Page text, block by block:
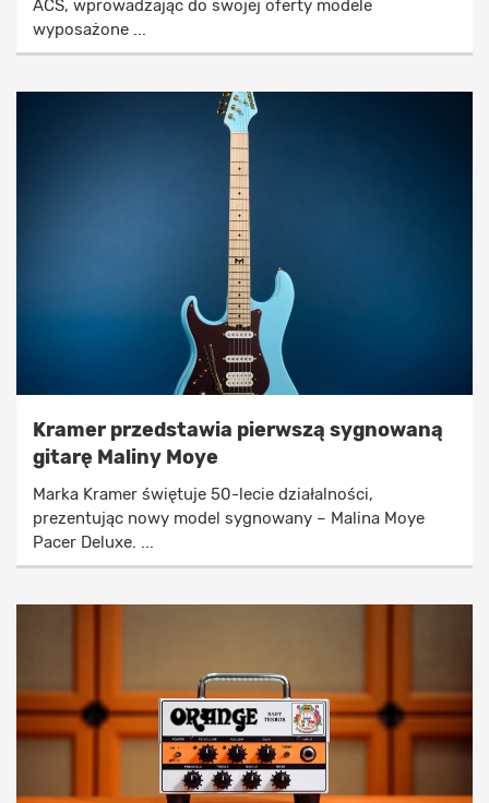
ACS, wprowadzając do swojej oferty modele
wyposażone ...
Kramer przedstawia pierwszą sygnowaną
gitarę Maliny Moye
Marka Kramer świętuje 50-lecie działalności,
prezentując nowy model sygnowany – Malina Moye
Pacer Deluxe. ...